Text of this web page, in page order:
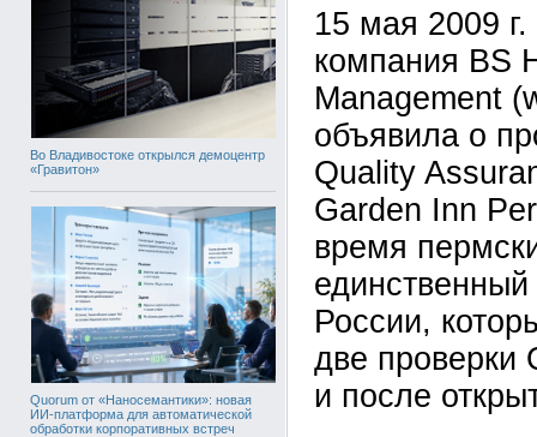
Во Владивостоке открылся демоцентр
«Гравитон»
Quorum от «Наносемантики»: новая
ИИ-платформа для автоматической
обработки корпоративных встреч
15 мая 2009
компания BS
Management
объявила о
Quality
Garden Inn
время
единственный
России,
две проверки
и после